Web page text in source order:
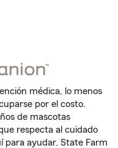
médica, lo menos
por el costo.
de mascotas
respecta al cuidado
para ayudar. State Farm